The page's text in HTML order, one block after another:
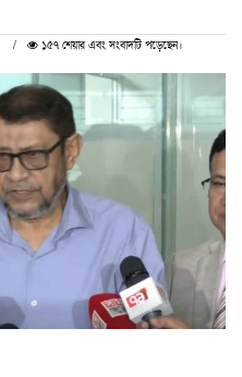
১৫৭ শেয়ার এবং সংবাদটি পড়েছেন।